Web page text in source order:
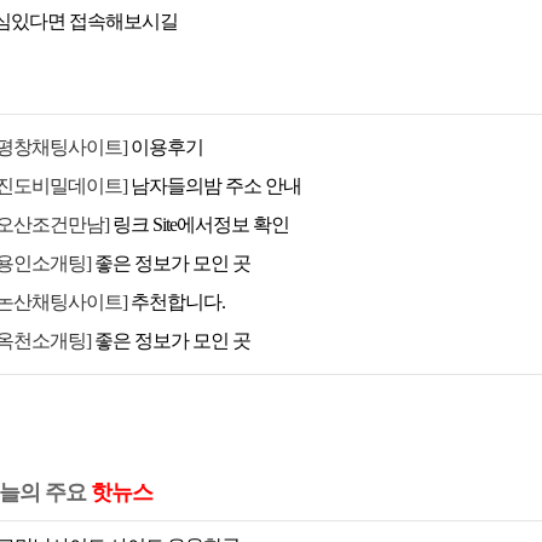
있다면 접속해보시길
창채팅사이트]이용후기
도비밀데이트]남자들의밤 주소 안내
산조건만남]링크 Site에서정보 확인
인소개팅]좋은 정보가 모인 곳
산채팅사이트]추천합니다.
천소개팅]좋은 정보가 모인 곳
의 주요핫뉴스